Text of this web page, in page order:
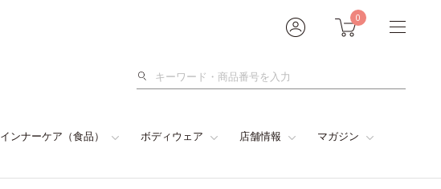
0
検
インナーケア（食品） ボディウェア 店舗情報 マガジン